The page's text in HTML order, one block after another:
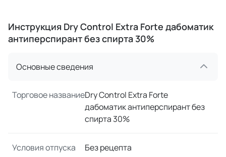
Инструкция Dry Control Extra Forte дабоматик
антиперспирант без спирта 30%
Основные сведения
Торговое названиеDry Control Extra Forte
дабоматик антиперспирант без
спирта 30%
Условия отпуска Без рецепта